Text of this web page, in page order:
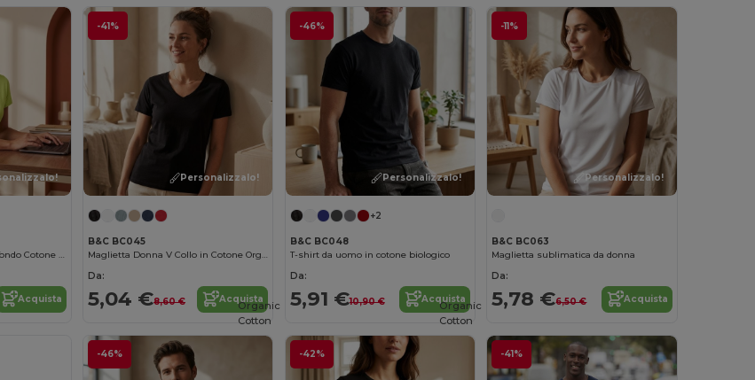
B&C T-Shirt Donna Collo Tondo Cotone Organico Ultra Morbido
Acquista
-41%
Personalizzalo!
B&C BC045
Maglietta Donna V Collo in Cotone Organico
Da:
5,04 €8,60 € Acquista
-46%
Personalizzalo!
+2
B&C BC048
T-shirt da uomo in cotone biologico
Da:
5,91 €10,90 € Acquista
-11%
Personalizzalo!
B&C BC063
Maglietta sublimatica da donna
Da:
5,78 €6,50 € Acquista
-46% -42%
Organic
Cotton
-41%
Organic
Cotton